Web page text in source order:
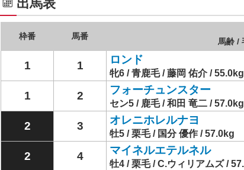
出馬表
枠番 馬番
馬齢 /
1 1 ロンド
牝6 / 青鹿毛 / 藤岡 佑介 / 55.0kg
1 2 フォーチュンスター
セン5 / 鹿毛 / 和田 竜二 / 57.0kg
2 3 オレニホレルナヨ
牡5 / 栗毛 / 国分 優作 / 57.0kg
2 4 マイネルエテルネル
牡4 / 栗毛 / C.ウィリアムズ /